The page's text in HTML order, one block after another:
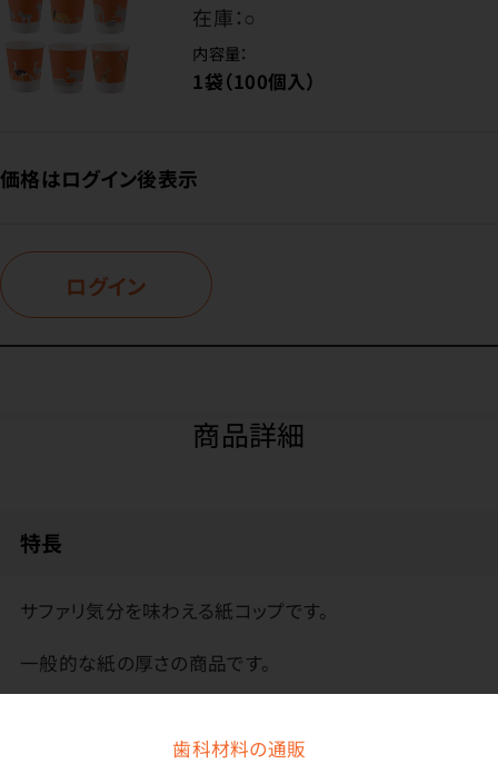
歯科材料の通販
在庫：○
内容量：
1袋（100個入）
価格はログイン後表示
ログイン
商品詳細
特長
サファリ気分を味わえる紙コップです。
一般的な紙の厚さの商品です。
紙コップには「うがい用」と「飲料用」があります。紙コッ